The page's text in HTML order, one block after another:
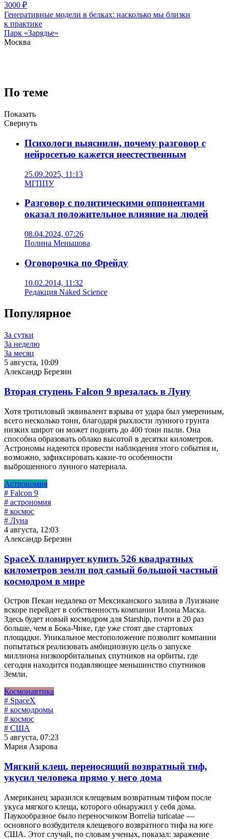
3000 ₽
Генеративные модели в белках: насколько мы близки
к практике
Парк «Зарядье»
Москва
По теме
Показать
Свернуть
Психологи выяснили, почему разговор с
нейросетью кажется неестественным
25.09.2025, 11:13
МГППУ
Разговор с политическими оппонентами
оказал положительное влияние на людей
08.04.2024, 07:26
Полина Меньшова
Оговорочка по Фрейду
10.02.2014, 11:32
Редакция Naked Science
Популярное
За сутки
За неделю
За месяц
5 августа, 10:09
Александр Березин
Вторая ступень Falcon 9 врезалась в Луну
Хотя тротиловый эквивалент взрыва от удара был умеренным,
всего несколько тонн, благодаря рыхлости лунного грунта
низких широт он может поднять до 400 тонн пыли. Она
способна образовать облако высотой в десятки километров.
Астрономы надеются провести наблюдения этого события и,
возможно, зафиксировать какие-то особенности
выброшенного лунного материала.
Астрономия
# Falcon 9
# астрономия
# космос
# Луна
4 августа, 12:03
Александр Березин
SpaceX планирует купить 526 квадратных
километров земли под самый большой частный
космодром в мире
Остров Пекан недалеко от Мексиканского залива в Луизиане
вскоре перейдет в собственность компании Илона Маска.
Здесь будет новый космодром для Starship, почти в 20 раз
больше, чем в Бока-Чике, где уже стоят две стартовых
площадки. Уникальное местоположение позволит компании
попытаться реализовать амбициозную цель о запуске
миллиона низкоорбитальных спутников на орбиты, где
сегодня находится подавляющее меньшинство спутников
Земли.
Космонавтика
# SpaceX
# космодромы
# космос
# США
5 августа, 07:23
Мария Азарова
Мягкий клещ, переносящий возвратный тиф,
укусил человека прямо у него дома
Американец заразился клещевым возвратным тифом после
укуса мягкого клеща, которого обнаружил у себя дома.
Паукообразное было переносчиком Borrelia turicatae —
основного возбудителя клещевого возвратного тифа на юге
США. Этот случай, по словам ученых, показал: заражение